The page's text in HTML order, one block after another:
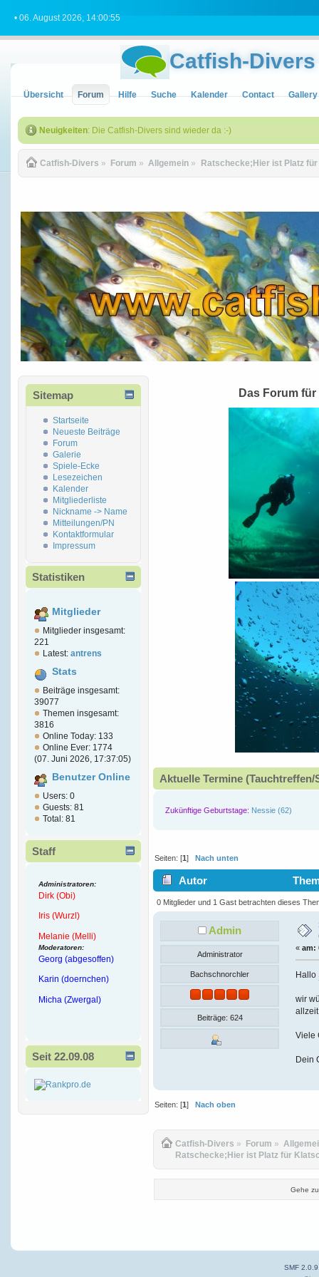
• 06. August 2026, 14:00:55
Catfish-Divers
Übersicht Forum Hilfe Suche Kalender Contact Gallery
Neuigkeiten: Die Catfish-Divers sind wieder da :-)
Catfish-Divers » Forum » Allgemein » Ratschecke;Hier ist Platz
Sitemap
Startseite
Neueste Beiträge
Forum
Galerie
Spiele-Ecke
Lesezeichen
Kalender
Mitgliederliste
Nickname -> Name
Mitteilungen/PN
Kontaktformular
Impressum
Statistiken
Mitglieder
Mitglieder insgesamt:
221
Latest: antrens
Stats
Beiträge insgesamt:
39077
Themen insgesamt:
3816
Online Today: 133
Online Ever: 1774
(07. Juni 2026, 17:37:05)
Benutzer Online
Users: 0
Guests: 81
Total: 81
Staff
Administratoren:
Dirk (Obi)
Iris (Wurzl)
Melanie (Melli)
Moderatoren:
Georg (abgesoffen)
Karin (doernchen)
Micha (Zwergal)
Seit 22.09.08
Das Forum
Aktuelle Termine
Zukünftige Geburtstage: Nessie (62)
Seiten: [1]Nach unten
Autor
4651 mal)
0 Mitglieder und 1 Gast betrachten dieses
Admin
Administrator
Bachschnorchler
Beiträge: 624
« am:
Hallo
wir
Viele
Dein
Seiten: [1] Nach oben
Catfish-Divers » Forum »
Ratschecke;Hier ist Platz für
Gehe
SMF 2.0.9